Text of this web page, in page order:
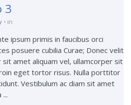
3
in
ipsum primis in faucibus orci
posuere cubilia Curae; Donec velit
sit amet aliquam vel, ullamcorper sit
eget tortor risus. Nulla porttitor
Vestibulum ac diam sit amet